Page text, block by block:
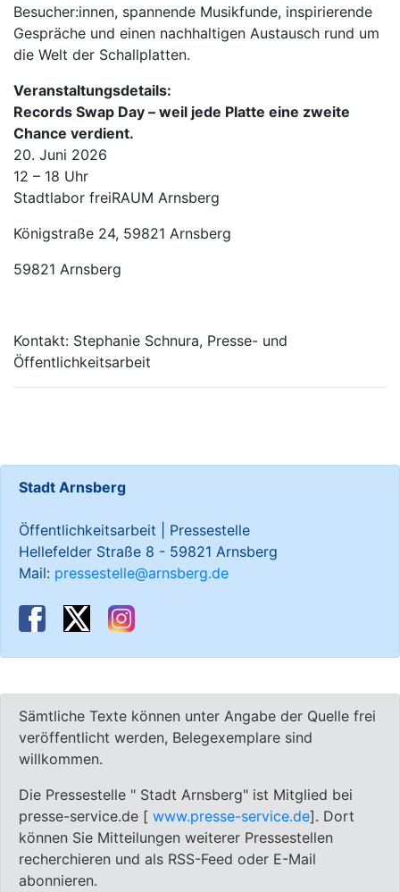
Besucher:innen, spannende Musikfunde, inspirierende
Gespräche und einen nachhaltigen Austausch rund um
die Welt der Schallplatten.
Veranstaltungsdetails:
Records Swap Day – weil jede Platte eine zweite
Chance verdient.
20. Juni 2026
12 – 18 Uhr
Stadtlabor freiRAUM Arnsberg
Königstraße 24, 59821 Arnsberg
59821 Arnsberg
Kontakt: Stephanie Schnura, Presse- und
Öffentlichkeitsarbeit
Stadt Arnsberg
Öffentlichkeitsarbeit | Pressestelle
Hellefelder Straße 8 - 59821 Arnsberg
Mail: pressestelle@arnsberg.de
Sämtliche Texte können unter Angabe der Quelle frei
veröffentlicht werden, Belegexemplare sind
willkommen.
Die Pressestelle " Stadt Arnsberg" ist Mitglied bei
presse-service.de [ www.presse-service.de]. Dort
können Sie Mitteilungen weiterer Pressestellen
recherchieren und als RSS-Feed oder E-Mail
abonnieren.